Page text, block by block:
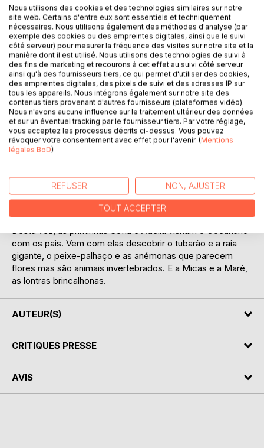
Ajouter à ma liste d'envies
Laisser un avis
DESCRIPTION
Cette fois-ci, Sofia et Adélia visitent l'Océanarium avec
leurs papas. Viens découvrir avec elles les requins et les
ressemblent à des fleurs mais sont des animaux
invertébrés. Prends aussi connaissance avec Micas et
Maré, les loutres joyeuses.
Desta vez, as priminhas Sofia e Adélia visitam o Oceanário
com os pais. Vem com elas descobrir o tubarão e a raia
gigante, o peixe-palhaço e as anémonas que parecem
flores mas são animais invertebrados. E a Micas e a Maré,
as lontras brincalhonas.
AUTEUR(S)
CRITIQUES PRESSE
AVIS
Nous utilisons des cookies et des technologies similaires sur notre
site web. Certains d'entre eux sont essentiels et techniquement
nécessaires. Nous utilisons également des méthodes d'analyse (par
exemple des cookies ou des empreintes digitales, ainsi que le suivi
côté serveur) pour mesurer la fréquence des visites sur notre site et la
manière dont il est utilisé. Nous utilisons des technologies de suivi à
des fins de marketing et recourons à cet effet au suivi côté serveur
ainsi qu'à des fournisseurs tiers, ce qui permet d'utiliser des cookies,
des empreintes digitales, des pixels de suivi et des adresses IP sur
tous les appareils. Nous intégrons également sur notre site des
contenus tiers provenant d'autres fournisseurs (plateformes vidéo).
Nous n'avons aucune influence sur le traitement ultérieur des données
et sur un éventuel tracking par le fournisseur tiers. Par votre réglage,
vous acceptez les processus décrits ci-dessus. Vous pouvez
révoquer votre consentement avec effet pour l'avenir. (Mentions
légales BoD)
REFUSER NON, AJUSTER
TOUT ACCEPTER